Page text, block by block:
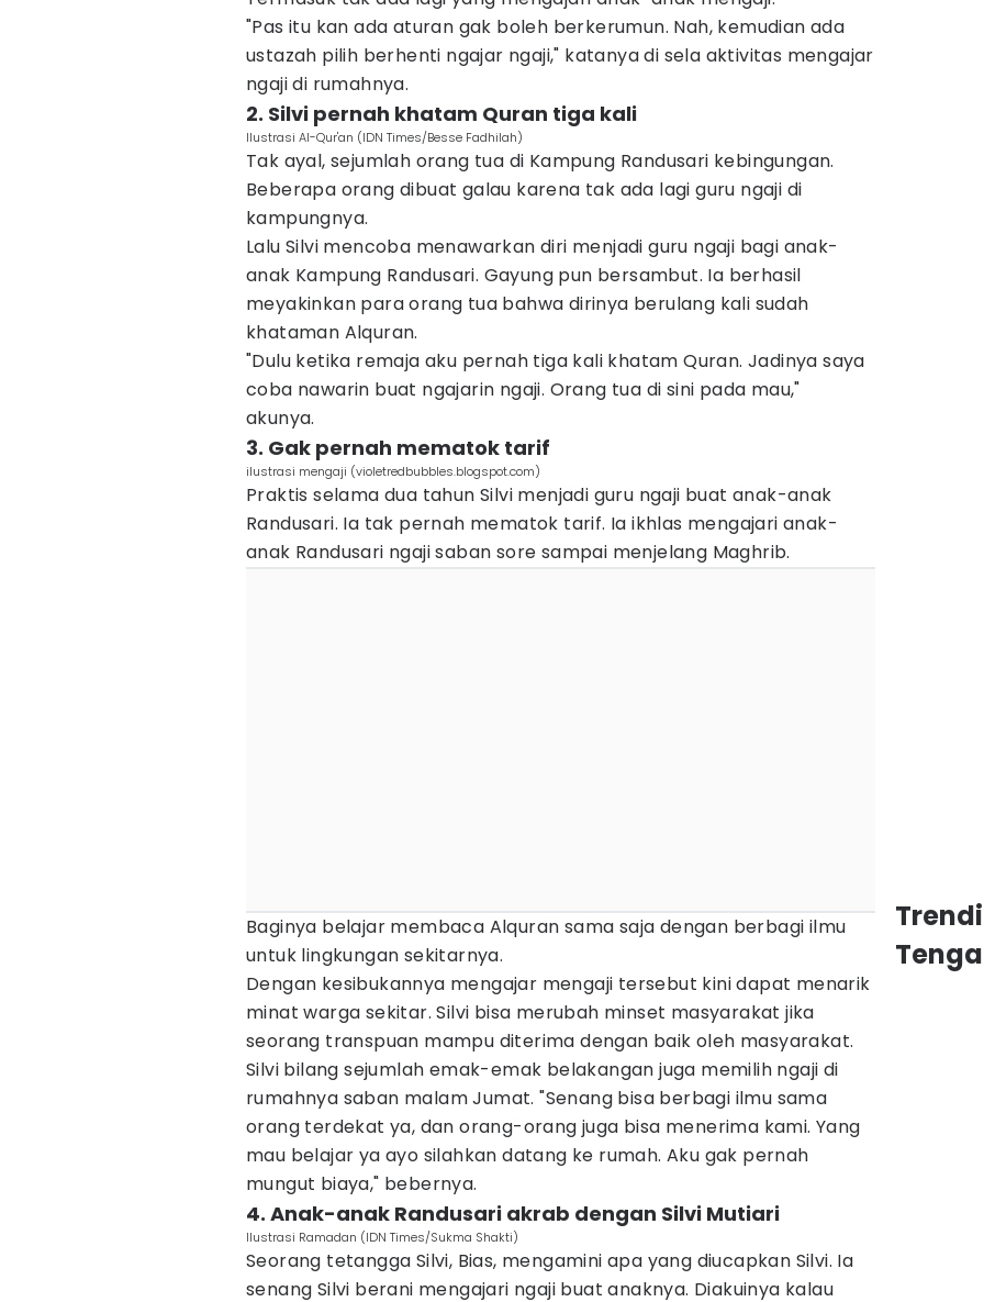
"Pas itu kan ada aturan gak boleh berkerumun. Nah, kemudian ada
ustazah pilih berhenti ngajar ngaji," katanya di sela aktivitas mengajar
ngaji di rumahnya.
2. Silvi pernah khatam Quran tiga kali
Ilustrasi Al-Qur'an (IDN Times/Besse Fadhilah)
Tak ayal, sejumlah orang tua di Kampung Randusari kebingungan.
Beberapa orang dibuat galau karena tak ada lagi guru ngaji di
kampungnya.
Lalu Silvi mencoba menawarkan diri menjadi guru ngaji bagi anak-
anak Kampung Randusari. Gayung pun bersambut. Ia berhasil
meyakinkan para orang tua bahwa dirinya berulang kali sudah
khataman Alquran.
"Dulu ketika remaja aku pernah tiga kali khatam Quran. Jadinya saya
coba nawarin buat ngajarin ngaji. Orang tua di sini pada mau,"
akunya.
3. Gak pernah mematok tarif
ilustrasi mengaji (violetredbubbles.blogspot.com)
Praktis selama dua tahun Silvi menjadi guru ngaji buat anak-anak
Randusari. Ia tak pernah mematok tarif. Ia ikhlas mengajari anak-
anak Randusari ngaji saban sore sampai menjelang Maghrib.
Baginya belajar membaca Alquran sama saja dengan berbagi ilmu
untuk lingkungan sekitarnya.
Dengan kesibukannya mengajar mengaji tersebut kini dapat menarik
minat warga sekitar. Silvi bisa merubah minset masyarakat jika
seorang transpuan mampu diterima dengan baik oleh masyarakat.
Silvi bilang sejumlah emak-emak belakangan juga memilih ngaji di
rumahnya saban malam Jumat. "Senang bisa berbagi ilmu sama
orang terdekat ya, dan orang-orang juga bisa menerima kami. Yang
mau belajar ya ayo silahkan datang ke rumah. Aku gak pernah
mungut biaya," bebernya.
4. Anak-anak Randusari akrab dengan Silvi Mutiari
Ilustrasi Ramadan (IDN Times/Sukma Shakti)
Seorang tetangga Silvi, Bias, mengamini apa yang diucapkan Silvi. Ia
senang Silvi berani mengajari ngaji buat anaknya. Diakuinya kalau